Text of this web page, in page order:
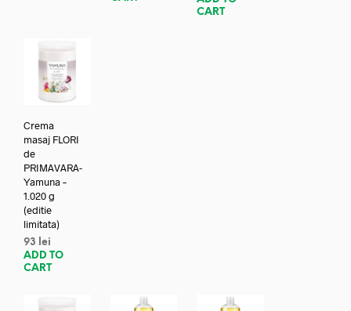
CART
Crema
masaj FLORI
de
PRIMAVARA-
Yamuna –
1.020 g
(editie
limitata)
93
lei
ADD TO
CART